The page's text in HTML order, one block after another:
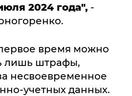
2024 года", -
время можно
лишь штрафы,
несвоевременное
учетных данных.